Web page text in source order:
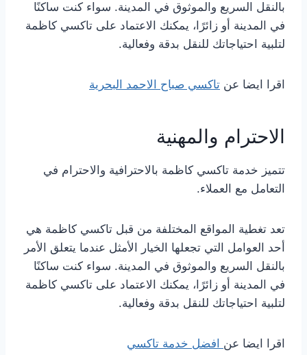
بالنقل السريع والموثوق في المدينة. سواء كنت ساكنًا
في المدينة أو زائرًا، يمكنك الاعتماد على تاكسي كاظمة
لتلبية احتياجاتك للنقل بدقة وفعالية.
اقرا ايضا عن تاكسي صباح الاحمد البحرية
الاحترام والمهنية
تتميز خدمة تاكسي كاظمة بالاحترافية والاحترام في
التعامل مع العملاء.
تعد تغطية المواقع المختلفة من قبل تاكسي كاظمة هي
أحد العوامل التي تجعلها الخيار الأمثل عندما يتعلق الأمر
بالنقل السريع والموثوق في المدينة. سواء كنت ساكنًا
في المدينة أو زائرًا، يمكنك الاعتماد على تاكسي كاظمة
لتلبية احتياجاتك للنقل بدقة وفعالية.
اقرا ايضا عن افضل خدمة تاكسي